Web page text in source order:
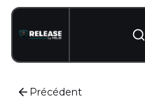
Précédent